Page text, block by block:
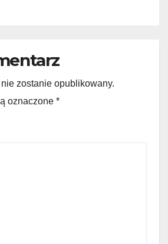
zostanie opublikowany.
oznaczone *